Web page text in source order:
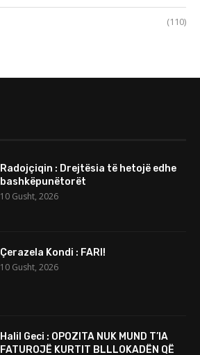
(110)
Radojçiqin : Drejtësia të hetojë edhe
bashkëpunëtorët
10 Gusht, 2026
Çerazela Kondi : FARI!
10 Gusht, 2026
Halil Geci : OPOZITA NUK MUND T’IA
FATUROJË KURTIT BLLLOKADËN QË